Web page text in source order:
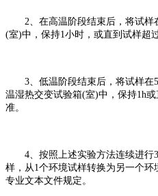
2、在高温阶段结束后，将试样
(室)中，保持1小时，或直到试样超
3、低温阶段结束后，将试样在
温湿热交变试验箱(室)中，保持1h
准。
4、按照上述实验方法连续进行3
样，从1个环境试样转换为另一个
专业文本文件规定。